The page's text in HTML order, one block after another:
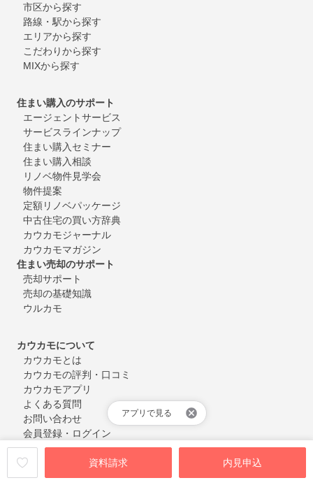
資料請求 内見申込
アプリで見る
市区から探す
路線・駅から探す
エリアから探す
こだわりから探す
MIXから探す
住まい購入のサポート
エージェントサービス
サービスラインナップ
住まい購入セミナー
住まい購入相談
リノベ物件見学会
物件提案
定額リノベパッケージ
中古住宅の買い方辞典
カウカモジャーナル
カウカモマガジン
住まい売却のサポート
売却サポート
売却の基礎知識
ウルカモ
カウカモについて
カウカモとは
カウカモの評判・口コミ
カウカモアプリ
よくある質問
お問い合わせ
会員登録・ログイン